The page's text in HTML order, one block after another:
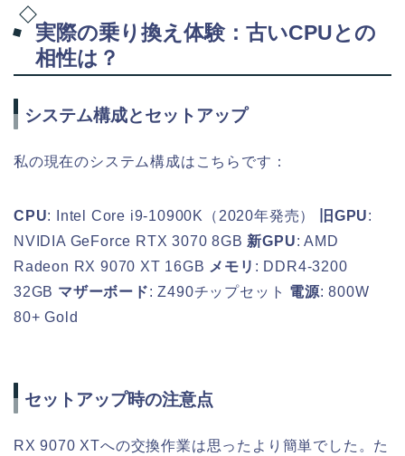
実際の乗り換え体験：古いCPUとの
相性は？
システム構成とセットアップ
私の現在のシステム構成はこちらです：
CPU: Intel Core i9-10900K（2020年発売） 旧GPU:
NVIDIA GeForce RTX 3070 8GB 新GPU: AMD
Radeon RX 9070 XT 16GB メモリ : DDR4-3200
32GB マザーボード: Z490チップセット 電源: 800W
80+ Gold
セットアップ時の注意点
RX 9070 XTへの交換作業は思ったより簡単でした。た